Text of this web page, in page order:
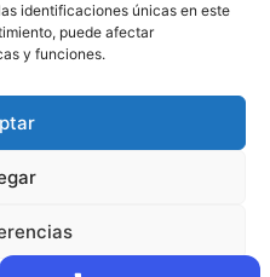
identificaciones únicas en este
puede afectar
y funciones.
Pay Klarna Link